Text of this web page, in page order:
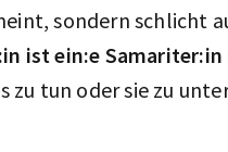
sondern schlicht
ist ein:e Samariter:in
zu tun oder sie zu